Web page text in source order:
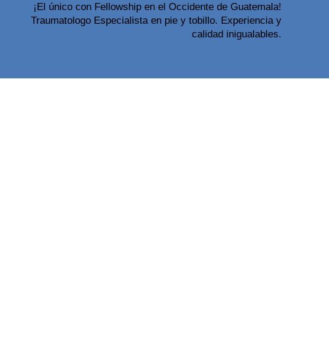
¡El único con Fellowship en el Occidente de Guatemala!
Traumatologo Especialista en pie y tobillo. Experiencia y
calidad inigualables.